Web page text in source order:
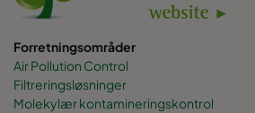
Forretningsområder
Air Pollution Control
Filtreringsløsninger
Molekylær kontamineringskontrol